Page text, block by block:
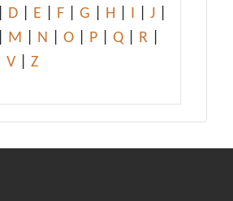
D E F G H I J
M N O P Q R
V Z